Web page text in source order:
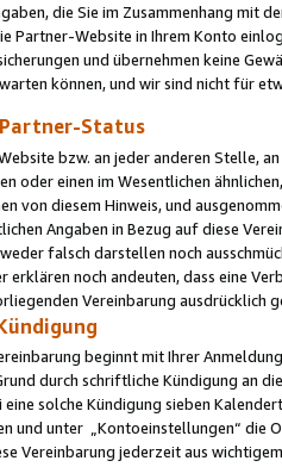
die Sie im Zusammenhang mit
Partner-Website in Ihrem Konto
und übernehmen keine
können, und wir sind nicht für
Status
bzw. an jeder anderen Stelle,
oder einen im Wesentlichen
von diesem Hinweis, und
Angaben in Bezug auf diese
falsch darstellen noch
erklären noch andeuten, dass eine
Vereinbarung ausdrücklich
beginnt mit Ihrer
durch schriftliche Kündigung an
solche Kündigung sieben
und unter „Kontoeinstellungen“ die
Vereinbarung jederzeit aus